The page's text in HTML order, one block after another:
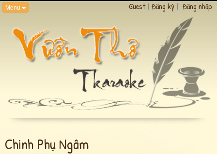
Menu Guest | Đăng ký | Đăng nhập
Chinh Phụ Ngâm